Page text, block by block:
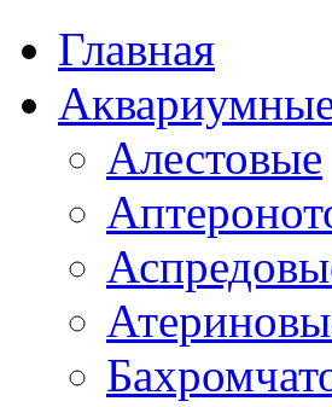
Главная
Алестовые